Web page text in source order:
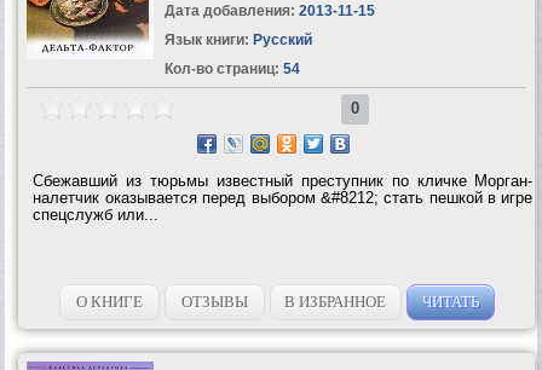
Дата добавления: 2013-11-15
Язык книги: Русский
Кол-во страниц: 54
0
Сбежавший из тюрьмы известный преступник по кличке Морган-
налетчик оказывается перед выбором &#8212; стать пешкой в игре
спецслужб или...
О КНИГЕ ОТЗЫВЫ В ИЗБРАННОЕ ЧИТАТЬ